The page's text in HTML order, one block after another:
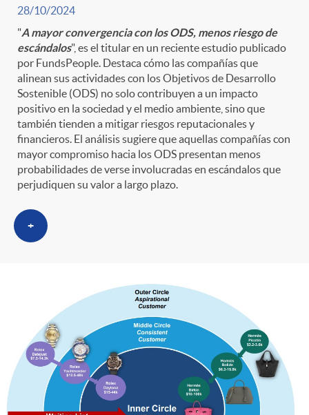
28/10/2024
"A mayor convergencia con los ODS, menos riesgo de
escándalos", es el titular en un reciente estudio publicado
por FundsPeople. Destaca cómo las compañías que
alinean sus actividades con los Objetivos de Desarrollo
Sostenible (ODS) no solo contribuyen a un impacto
positivo en la sociedad y el medio ambiente, sino que
también tienden a mitigar riesgos reputacionales y
financieros. El análisis sugiere que aquellas compañías con
mayor compromiso hacia los ODS presentan menos
probabilidades de verse involucradas en escándalos que
perjudiquen su valor a largo plazo.
+